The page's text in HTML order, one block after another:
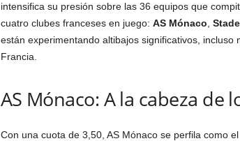
intensifica su presión sobre las 36 equipos que
cuatro clubes franceses en juego: AS Mónaco
están experimentando altibajos significativos,
Francia.
AS Mónaco: A la cabeza de
Con una cuota de 3,50, AS Mónaco se perfila como